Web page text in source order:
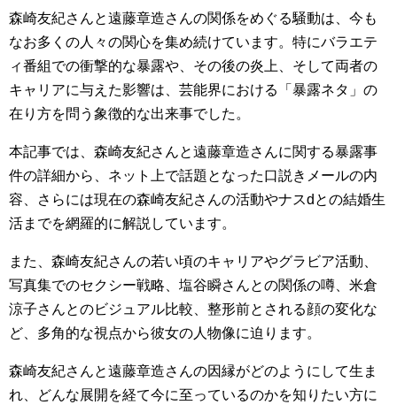
森崎友紀さんと遠藤章造さんの関係をめぐる騒動は、今も
なお多くの人々の関心を集め続けています。特にバラエテ
ィ番組での衝撃的な暴露や、その後の炎上、そして両者の
キャリアに与えた影響は、芸能界における「暴露ネタ」の
在り方を問う象徴的な出来事でした。
本記事では、森崎友紀さんと遠藤章造さんに関する暴露事
件の詳細から、ネット上で話題となった口説きメールの内
容、さらには現在の森崎友紀さんの活動やナスdとの結婚生
活までを網羅的に解説しています。
また、森崎友紀さんの若い頃のキャリアやグラビア活動、
写真集でのセクシー戦略、塩谷瞬さんとの関係の噂、米倉
涼子さんとのビジュアル比較、整形前とされる顔の変化な
ど、多角的な視点から彼女の人物像に迫ります。
森崎友紀さんと遠藤章造さんの因縁がどのようにして生ま
れ、どんな展開を経て今に至っているのかを知りたい方に